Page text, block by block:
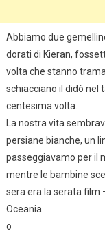
Abbiamo due
dorati di Kieran,
volta che stanno
schiacciano il didò nel
centesima volta.
La nostra vita
persiane bianche, un
passeggiavamo per il
mentre le bambine
sera era la serata film
Oceania
o